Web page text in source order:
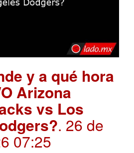
y a qué hora
Arizona
vs Los
. 26 de
07:25